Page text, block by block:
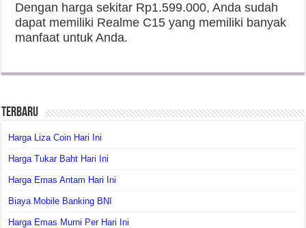
Dengan harga sekitar Rp1.599.000, Anda sudah
dapat memiliki Realme C15 yang memiliki banyak
manfaat untuk Anda.
Terbaru
Harga Liza Coin Hari Ini
Harga Tukar Baht Hari Ini
Harga Emas Antam Hari Ini
Biaya Mobile Banking BNI
Harga Emas Murni Per Hari Ini